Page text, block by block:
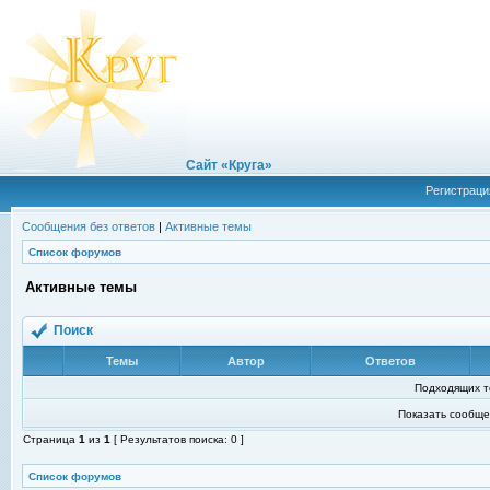
Сайт «Круга»
Сообщения без ответов | Активные темы
Список форумов
Активные темы
Поиск
Темы Автор Ответов
Подходящих
Показать
Страница 1 из 1 [ Результатов поиска: 0 ]
Список форумов